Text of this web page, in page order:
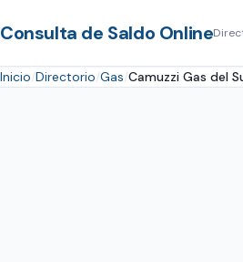
Consulta de Saldo Online
Inicio Directorio Gas Camuzzi Gas del